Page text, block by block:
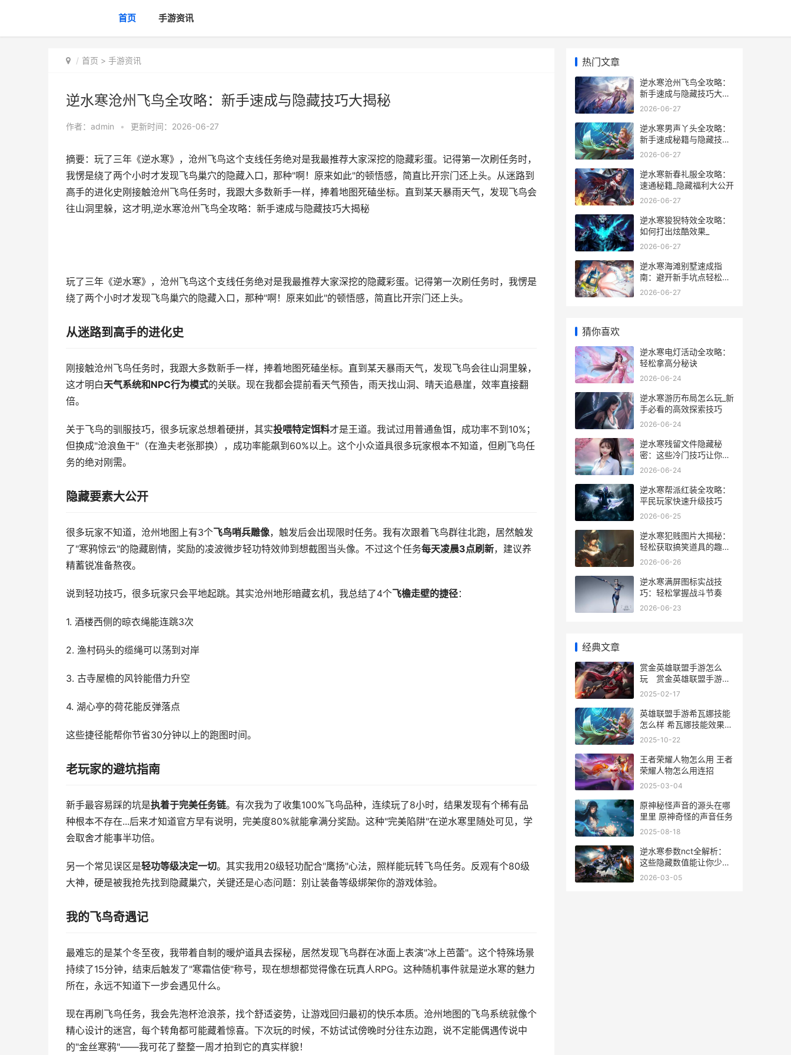
首页 手游资讯
首页 > 手游资讯
逆水寒沧州飞鸟全攻略：新手速成与隐藏技巧大揭秘
作者： admin • 更新时间：2026-06-27
摘要：玩了三年《逆水寒》，沧州飞鸟这个支线任务绝对是我最推荐大家深挖的隐藏彩蛋。记得第一次刷任务时，
我愣是绕了两个小时才发现飞鸟巢穴的隐藏入口，那种"啊！原来如此"的顿悟感，简直比开宗门还上头。从迷路到
高手的进化史刚接触沧州飞鸟任务时，我跟大多数新手一样，捧着地图死磕坐标。直到某天暴雨天气，发现飞鸟会
往山洞里躲，这才明,逆水寒沧州飞鸟全攻略：新手速成与隐藏技巧大揭秘
玩了三年《逆水寒》，沧州飞鸟这个支线任务绝对是我最推荐大家深挖的隐藏彩蛋。记得第一次刷任务时，我愣是
绕了两个小时才发现飞鸟巢穴的隐藏入口，那种"啊！原来如此"的顿悟感，简直比开宗门还上头。
从迷路到高手的进化史
刚接触沧州飞鸟任务时，我跟大多数新手一样，捧着地图死磕坐标。直到某天暴雨天气，发现飞鸟会往山洞里躲，
这才明白天气系统和NPC行为模式的关联。现在我都会提前看天气预告，雨天找山洞、晴天追悬崖，效率直接翻
倍。
关于飞鸟的驯服技巧，很多玩家总想着硬拼，其实投喂特定饵料才是王道。我试过用普通鱼饵，成功率不到10%；
但换成"沧浪鱼干"（在渔夫老张那换），成功率能飙到60%以上。这个小众道具很多玩家根本不知道，但刷飞鸟任
务的绝对刚需。
隐藏要素大公开
很多玩家不知道，沧州地图上有3个飞鸟哨兵雕像，触发后会出现限时任务。我有次跟着飞鸟群往北跑，居然触发
了"寒鸦惊云"的隐藏剧情，奖励的凌波微步轻功特效帅到想截图当头像。不过这个任务每天凌晨3点刷新，建议养
精蓄锐准备熬夜。
说到轻功技巧，很多玩家只会平地起跳。其实沧州地形暗藏玄机，我总结了4个飞檐走壁的捷径：
1. 酒楼西侧的晾衣绳能连跳3次
2. 渔村码头的缆绳可以荡到对岸
3. 古寺屋檐的风铃能借力升空
4. 湖心亭的荷花能反弹落点
这些捷径能帮你节省30分钟以上的跑图时间。
老玩家的避坑指南
新手最容易踩的坑是执着于完美任务链。有次我为了收集100%飞鸟品种，连续玩了8小时，结果发现有个稀有品
种根本不存在...后来才知道官方早有说明，完美度80%就能拿满分奖励。这种"完美陷阱"在逆水寒里随处可见，学
会取舍才能事半功倍。
另一个常见误区是轻功等级决定一切。其实我用20级轻功配合"鹰扬"心法，照样能玩转飞鸟任务。反观有个80级
大神，硬是被我抢先找到隐藏巢穴，关键还是心态问题：别让装备等级绑架你的游戏体验。
我的飞鸟奇遇记
最难忘的是某个冬至夜，我带着自制的暖炉道具去探秘，居然发现飞鸟群在冰面上表演"冰上芭蕾"。这个特殊场景
持续了15分钟，结束后触发了"寒霜信使"称号，现在想想都觉得像在玩真人RPG。这种随机事件就是逆水寒的魅力
所在，永远不知道下一步会遇见什么。
现在再刷飞鸟任务，我会先泡杯沧浪茶，找个舒适姿势，让游戏回归最初的快乐本质。沧州地图的飞鸟系统就像个
精心设计的迷宫，每个转角都可能藏着惊喜。下次玩的时候，不妨试试傍晚时分往东边跑，说不定能偶遇传说中
的"金丝寒鸦"——我可花了整整一周才拍到它的真实样貌！
热门文章
逆水寒沧州飞鸟全攻略：
新手速成与隐藏技巧大揭
秘
2026-06-27
逆水寒男声丫头全攻略：
新手速成秘籍与隐藏技巧
大揭秘
2026-06-27
逆水寒新春礼服全攻略：
速通秘籍_隐藏福利大公开
2026-06-27
逆水寒狻猊特效全攻略：
如何打出炫酷效果_
2026-06-27
逆水寒海滩别墅速成指
南：避开新手坑点轻松拿
奖励
2026-06-27
猜你喜欢
逆水寒电灯活动全攻略：
轻松拿高分秘诀
2026-06-24
逆水寒游历布局怎么玩_新
手必看的高效探索技巧
2026-06-24
逆水寒残留文件隐藏秘
密：这些冷门技巧让你轻
松升级
2026-06-24
逆水寒帮派红装全攻略：
平民玩家快速升级技巧
2026-06-25
逆水寒犯贱图片大揭秘：
轻松获取搞笑道具的趣味
玩法
2026-06-26
逆水寒满屏图标实战技
巧：轻松掌握战斗节奏
2026-06-23
经典文章
赏金英雄联盟手游怎么
玩 赏金英雄联盟手游怎
么玩的
2025-02-17
英雄联盟手游希瓦娜技能
怎么样 希瓦娜技能效果介
绍
2025-10-22
王者荣耀人物怎么用 王者
荣耀人物怎么用连招
2025-03-04
原神秘怪声音的源头在哪
里里 原神奇怪的声音任务
2025-08-18
逆水寒参数nct全解析：
这些隐藏数值能让你少走
99级弯路_
2026-03-05